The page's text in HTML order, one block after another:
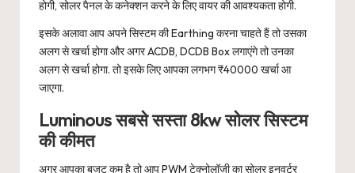
होगी, सोलर पैनल के कनेक्शन करने के लिए वायर की आवश्यकता होगी.
इसके अलावा आप अपने सिस्टम की Earthing करना चाहते हैं तो उसका
अलग से खर्चा होगा और अगर ACDB, DCDB Box लगाएंगे तो उनका
अलग से खर्चा होगा. तो इसके लिए आपका लगभग ₹40000 खर्चा आ
जाएगा.
Luminous सबसे सस्ता 8kw सोलर सिस्टम
की कीमत
अगर आपका बजट कम है तो आप PWM टेक्नोलॉजी का सोलर इनवर्टर